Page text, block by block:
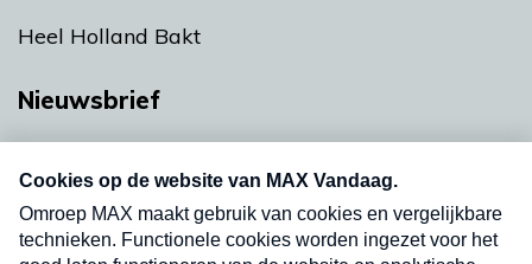
Heel Holland Bakt
Nieuwsbrief
nieuwsbrief. Elke vrijdag- en dinsdagochtend in
uw mailbox.